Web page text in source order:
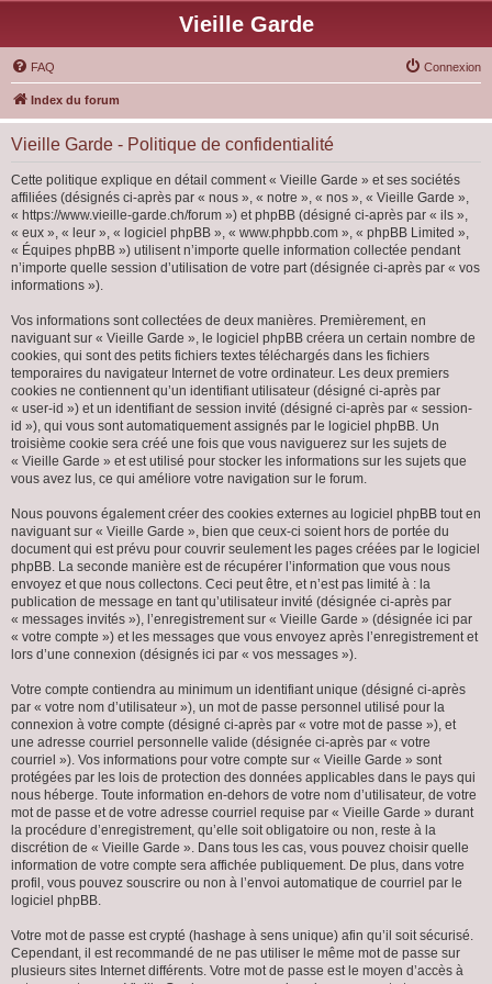
Vieille Garde
FAQ Connexion
Index du forum
Vieille Garde - Politique de confidentialité
Cette politique explique en détail comment « Vieille Garde » et ses sociétés
affiliées (désignés ci-après par « nous », « notre », « nos », « Vieille Garde »,
« https://www.vieille-garde.ch/forum ») et phpBB (désigné ci-après par « ils »,
« eux », « leur », « logiciel phpBB », « www.phpbb.com », « phpBB Limited »,
« Équipes phpBB ») utilisent n’importe quelle information collectée pendant
n’importe quelle session d’utilisation de votre part (désignée ci-après par « vos
informations »).
Vos informations sont collectées de deux manières. Premièrement, en
naviguant sur « Vieille Garde », le logiciel phpBB créera un certain nombre de
cookies, qui sont des petits fichiers textes téléchargés dans les fichiers
temporaires du navigateur Internet de votre ordinateur. Les deux premiers
cookies ne contiennent qu’un identifiant utilisateur (désigné ci-après par
« user-id ») et un identifiant de session invité (désigné ci-après par « session-
id »), qui vous sont automatiquement assignés par le logiciel phpBB. Un
troisième cookie sera créé une fois que vous naviguerez sur les sujets de
« Vieille Garde » et est utilisé pour stocker les informations sur les sujets que
vous avez lus, ce qui améliore votre navigation sur le forum.
Nous pouvons également créer des cookies externes au logiciel phpBB tout en
naviguant sur « Vieille Garde », bien que ceux-ci soient hors de portée du
document qui est prévu pour couvrir seulement les pages créées par le logiciel
phpBB. La seconde manière est de récupérer l’information que vous nous
envoyez et que nous collectons. Ceci peut être, et n’est pas limité à : la
publication de message en tant qu’utilisateur invité (désignée ci-après par
« messages invités »), l’enregistrement sur « Vieille Garde » (désignée ici par
« votre compte ») et les messages que vous envoyez après l’enregistrement et
lors d’une connexion (désignés ici par « vos messages »).
Votre compte contiendra au minimum un identifiant unique (désigné ci-après
par « votre nom d’utilisateur »), un mot de passe personnel utilisé pour la
connexion à votre compte (désigné ci-après par « votre mot de passe »), et
une adresse courriel personnelle valide (désignée ci-après par « votre
courriel »). Vos informations pour votre compte sur « Vieille Garde » sont
protégées par les lois de protection des données applicables dans le pays qui
nous héberge. Toute information en-dehors de votre nom d’utilisateur, de votre
mot de passe et de votre adresse courriel requise par « Vieille Garde » durant
la procédure d’enregistrement, qu’elle soit obligatoire ou non, reste à la
discrétion de « Vieille Garde ». Dans tous les cas, vous pouvez choisir quelle
information de votre compte sera affichée publiquement. De plus, dans votre
profil, vous pouvez souscrire ou non à l’envoi automatique de courriel par le
logiciel phpBB.
Votre mot de passe est crypté (hashage à sens unique) afin qu’il soit sécurisé.
Cependant, il est recommandé de ne pas utiliser le même mot de passe sur
plusieurs sites Internet différents. Votre mot de passe est le moyen d’accès à